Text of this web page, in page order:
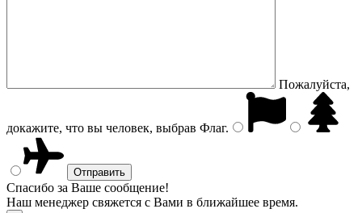
Пожалуйста,
докажите, что вы человек, выбрав Флаг.
Спасибо за Ваше сообщение!
Наш менеджер свяжется с Вами в ближайшее время.